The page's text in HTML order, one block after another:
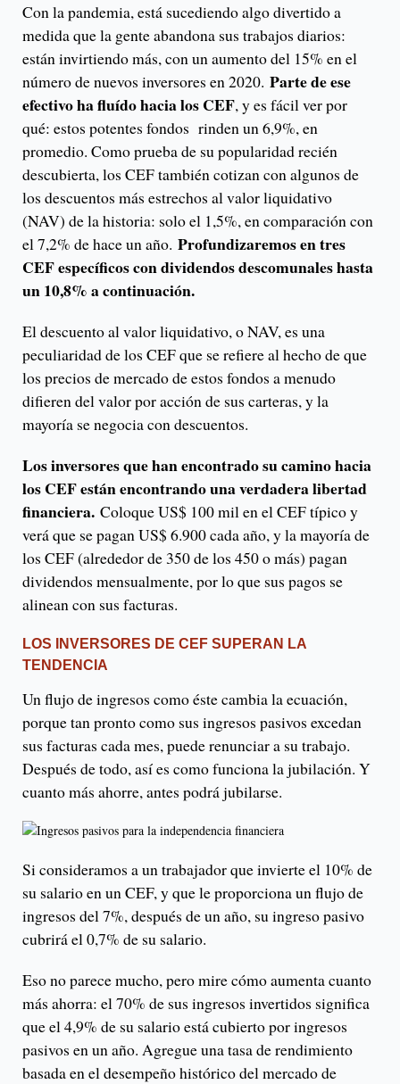
Con la pandemia, está sucediendo algo divertido a
medida que la gente abandona sus trabajos diarios:
están invirtiendo más, con un aumento del 15% en el
número de nuevos inversores en 2020. Parte de ese
efectivo ha fluído hacia los CEF, y es fácil ver por
qué: estos potentes fondos rinden un 6,9%, en
promedio. Como prueba de su popularidad recién
descubierta, los CEF también cotizan con algunos de
los descuentos más estrechos al valor liquidativo
(NAV) de la historia: solo el 1,5%, en comparación con
el 7,2% de hace un año. Profundizaremos en tres
CEF específicos con dividendos descomunales hasta
un 10,8% a continuación.
El descuento al valor liquidativo, o NAV, es una
peculiaridad de los CEF que se refiere al hecho de que
los precios de mercado de estos fondos a menudo
difieren del valor por acción de sus carteras, y la
mayoría se negocia con descuentos.
Los inversores que han encontrado su camino hacia
los CEF están encontrando una verdadera libertad
financiera. Coloque US$ 100 mil en el CEF típico y
verá que se pagan US$ 6.900 cada año, y la mayoría de
los CEF (alrededor de 350 de los 450 o más) pagan
dividendos mensualmente, por lo que sus pagos se
alinean con sus facturas.
LOS INVERSORES DE CEF SUPERAN LA
TENDENCIA
Un flujo de ingresos como éste cambia la ecuación,
porque tan pronto como sus ingresos pasivos excedan
sus facturas cada mes, puede renunciar a su trabajo.
Después de todo, así es como funciona la jubilación. Y
cuanto más ahorre, antes podrá jubilarse.
Si consideramos a un trabajador que invierte el 10% de
su salario en un CEF, y que le proporciona un flujo de
ingresos del 7%, después de un año, su ingreso pasivo
cubrirá el 0,7% de su salario.
Eso no parece mucho, pero mire cómo aumenta cuanto
más ahorra: el 70% de sus ingresos invertidos significa
que el 4,9% de su salario está cubierto por ingresos
pasivos en un año. Agregue una tasa de rendimiento
basada en el desempeño histórico del mercado de